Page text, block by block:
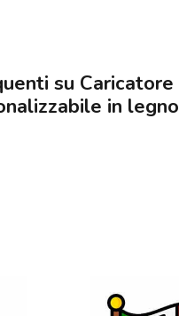
su Caricatore
in legno